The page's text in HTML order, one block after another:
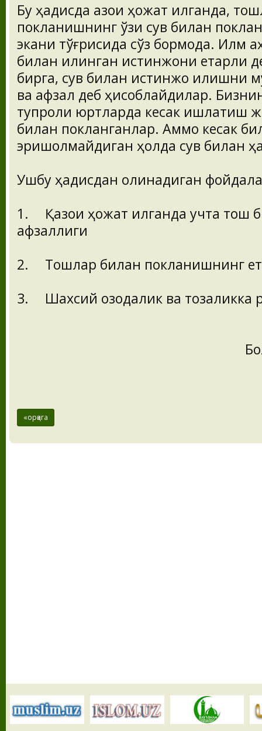
Бу ҳадисда қазои ҳожат қилганда,
покланишнинг ўзи сув билан
экани тўғрисида сўз бормоқда. Илм
билан қилинган истинжони етарли
бирга, сув билан истинжо қилишни
ва афзал деб ҳисоблайдилар.
тупроқли юртларда кесак ишлатиш
билан покланганлар. Аммо кесак
эришолмайдиган ҳолда сув билан
Ушбу ҳадисдан олинадиган
1.
Қазои ҳожат қилганда учта
афзаллиги
2.
Тошлар билан покланишнинг
3.
Шахсий озодалик ва тозаликка
«орқага